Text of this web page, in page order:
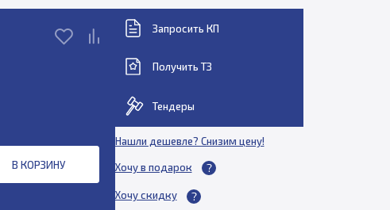
В КОРЗИНУ
Запросить КП
Получить ТЗ
Тендеры
Нашли дешевле? Снизим цену!
Хочу в подарок
Хочу скидку